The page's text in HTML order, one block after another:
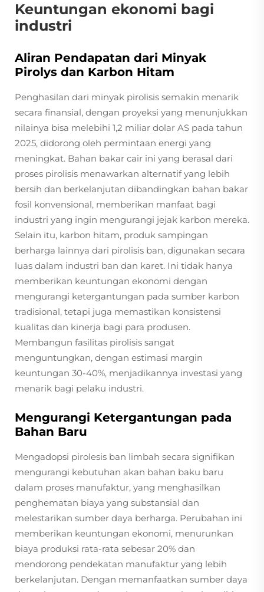
Keuntungan ekonomi bagi
industri
Aliran Pendapatan dari Minyak
Pirolys dan Karbon Hitam
Penghasilan dari minyak pirolisis semakin menarik
secara finansial, dengan proyeksi yang menunjukkan
nilainya bisa melebihi 1,2 miliar dolar AS pada tahun
2025, didorong oleh permintaan energi yang
meningkat. Bahan bakar cair ini yang berasal dari
proses pirolisis menawarkan alternatif yang lebih
bersih dan berkelanjutan dibandingkan bahan bakar
fosil konvensional, memberikan manfaat bagi
industri yang ingin mengurangi jejak karbon mereka.
Selain itu, karbon hitam, produk sampingan
berharga lainnya dari pirolisis ban, digunakan secara
luas dalam industri ban dan karet. Ini tidak hanya
memberikan keuntungan ekonomi dengan
mengurangi ketergantungan pada sumber karbon
tradisional, tetapi juga memastikan konsistensi
kualitas dan kinerja bagi para produsen.
Membangun fasilitas pirolisis sangat
menguntungkan, dengan estimasi margin
keuntungan 30-40%, menjadikannya investasi yang
menarik bagi pelaku industri.
Mengurangi Ketergantungan pada
Bahan Baru
Mengadopsi pirolesis ban limbah secara signifikan
mengurangi kebutuhan akan bahan baku baru
dalam proses manufaktur, yang menghasilkan
penghematan biaya yang substansial dan
melestarikan sumber daya berharga. Perubahan ini
memberikan keuntungan ekonomi, menurunkan
biaya produksi rata-rata sebesar 20% dan
mendorong pendekatan manufaktur yang lebih
berkelanjutan. Dengan memanfaatkan sumber daya